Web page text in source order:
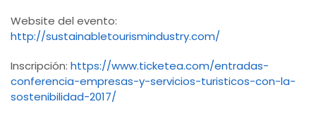
Website del evento:
http://sustainabletourismindustry.com/
Inscripción: https://www.ticketea.com/entradas-
conferencia-empresas-y-servicios-turisticos-con-la-
sostenibilidad-2017/